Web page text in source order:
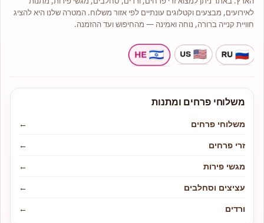
לאירועים, מבצעים וקטלוגים עונתיים לפי אזור משלוח. המטרה שלנו היא להציג
חוויית קנייה ברורה, נוחה ואמינה — מהחיפוש ועד ההזמנה.
משלוחי פרחים ומתנות
משלוחי פרחים
←
זרי פרחים
←
מגשי פירות
←
עציצים וסחלבים
←
ורדים
←